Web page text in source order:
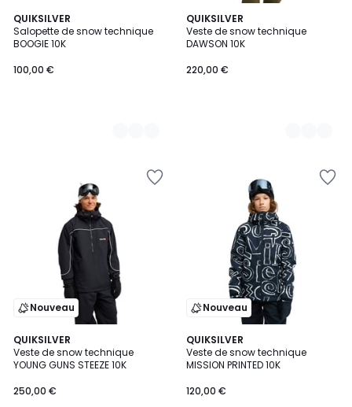
QUIKSILVER
Salopette de snow technique
BOOGIE 10K
100,00 €
2
Couleurs
QUIKSILVER
Veste de snow technique
DAWSON 10K
220,00 €
2
Couleurs
Nouveau
QUIKSILVER
Veste de snow technique
YOUNG GUNS STEEZE 10K
250,00 €
Nouveau
QUIKSILVER
Veste de snow technique
MISSION PRINTED 10K
120,00 €